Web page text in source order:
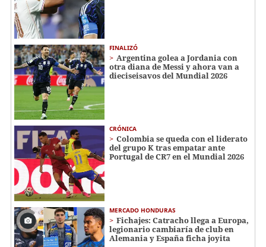
FINALIZÓ
Argentina golea a Jordania con
otra diana de Messi y ahora van a
dieciseisavos del Mundial 2026
CRÓNICA
Colombia se queda con el liderato
del grupo K tras empatar ante
Portugal de CR7 en el Mundial 2026
MERCADO HONDURAS
Fichajes: Catracho llega a Europa,
legionario cambiaría de club en
Alemania y España ficha joyita